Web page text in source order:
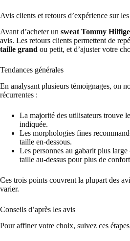
Avis clients et retours d’expérience sur
Avant d’acheter un sweat Tommy
avis. Les retours clients permettent de
taille grand ou petit, et d’ajuster votre
Tendances générales
En analysant plusieurs témoignages, on
récurrentes :
La majorité des utilisateurs trouve le
indiquée.
Les morphologies fines
taille en-dessous.
Les personnes au gabarit plus
taille au-dessus pour plus de
Ces trois points couvrent la plupart des
varier.
Conseils d’après les avis
Pour affiner votre choix, suivez ces